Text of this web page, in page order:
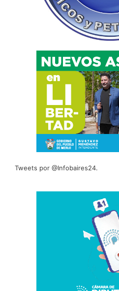
Tweets por @Infobaires24.